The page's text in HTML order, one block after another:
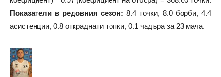
Показатели в редовния сезон: 8.4 точки, 8.0 борби, 4.4
асистенции, 0.8 откраднати топки, 0.1 чадъра за 23 мача.